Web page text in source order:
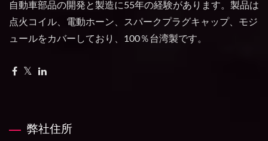
自動車部品の開発と製造に55年の経験があります。製品は
点火コイル、電動ホーン、スパークプラグキャップ、モジ
ュールをカバーしており、100％台湾製です。
弊社住所